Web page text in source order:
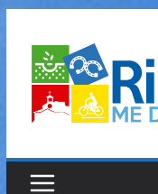
contenido